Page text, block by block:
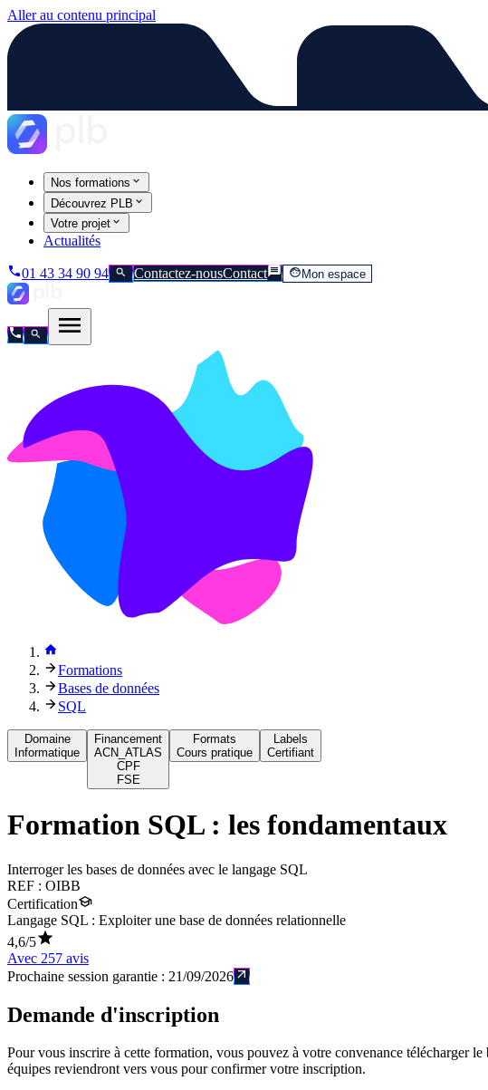
Aller au contenu principal
Nos formations
Découvrez PLB
Votre projet
Actualités
01 43 34 90 94 Contactez-nousContact Mon espace
Formations
Bases de données
SQL
Domaine
Informatique
Financement
ACN_ATLAS
CPF
FSE
Formats
Cours pratique
Labels
Certifiant
Formation SQL : les fondamentaux
Interroger les bases de données avec le langage SQL
REF : OIBB
Certification
Langage SQL : Exploiter une base de données relationnelle
4,6/5
Avec 257 avis
Prochaine session garantie : 21/09/2026
Demande d'inscription
Pour vous inscrire à cette formation, vous pouvez à votre convenance télécharger
équipes reviendront vers vous pour confirmer votre inscription.